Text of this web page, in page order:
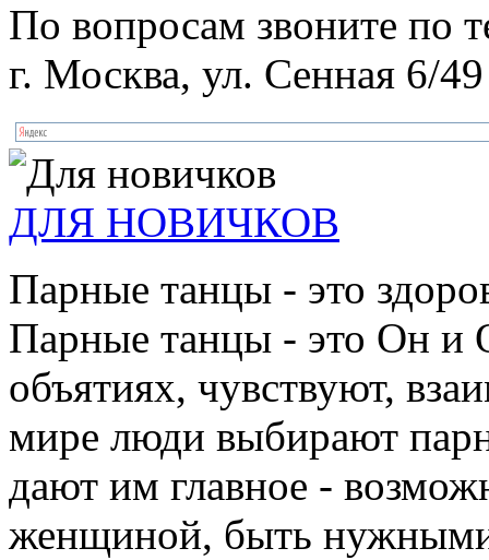
По вопросам звоните по
г. Москва, ул. Сенная 6/49
ДЛЯ НОВИЧКОВ
Парные танцы - это
Парные танцы - это Он и
объятиях, чувствуют,
мире люди выбирают
дают им главное -
женщиной, быть нужными